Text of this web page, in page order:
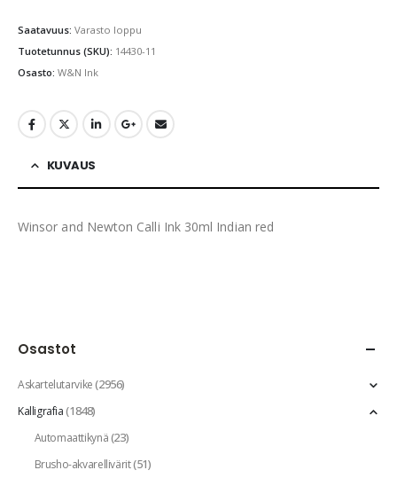
Saatavuus: Varasto loppu
Tuotetunnus (SKU): 14430-11
Osasto: W&N Ink
KUVAUS
Winsor and Newton Calli Ink 30ml Indian red
Osastot
Askartelutarvike(2956)
Kalligrafia(1848)
Automaattikynä(23)
Brusho-akvarellivärit(51)